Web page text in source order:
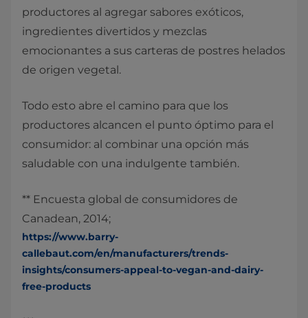
productores al agregar sabores exóticos,
ingredientes divertidos y mezclas
emocionantes a sus carteras de postres helados
de origen vegetal.
Todo esto abre el camino para que los
productores alcancen el punto óptimo para el
consumidor: al combinar una opción más
saludable con una indulgente también.
** Encuesta global de consumidores de
Canadean, 2014;
https://www.barry-
callebaut.com/en/manufacturers/trends-
insights/consumers-appeal-to-vegan-and-dairy-
free-products